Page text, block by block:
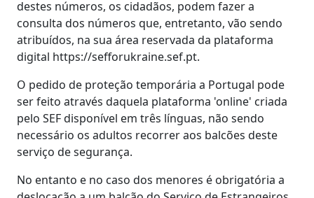
destes números, os cidadãos, podem fazer a
consulta dos números que, entretanto, vão sendo
atribuídos, na sua área reservada da plataforma
digital https://sefforukraine.sef.pt.
O pedido de proteção temporária a Portugal pode
ser feito através daquela plataforma 'online' criada
pelo SEF disponível em três línguas, não sendo
necessário os adultos recorrer aos balcões deste
serviço de segurança.
No entanto e no caso dos menores é obrigatória a